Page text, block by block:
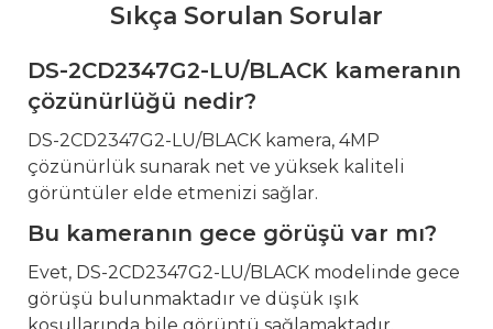
Sıkça Sorulan Sorular
DS-2CD2347G2-LU/BLACK kameranın
çözünürlüğü nedir?
DS-2CD2347G2-LU/BLACK kamera, 4MP
çözünürlük sunarak net ve yüksek kaliteli
görüntüler elde etmenizi sağlar.
Bu kameranın gece görüşü var mı?
Evet, DS-2CD2347G2-LU/BLACK modelinde gece
görüşü bulunmaktadır ve düşük ışık